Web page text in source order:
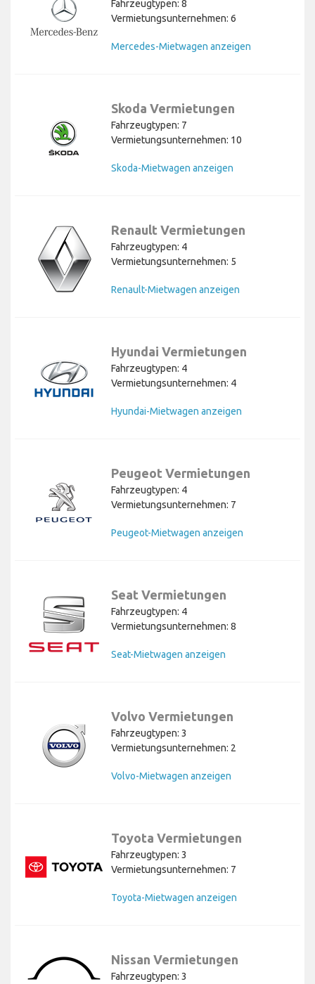
Fahrzeugtypen: 8
Vermietungsunternehmen: 6
Mercedes-Mietwagen anzeigen
Skoda Vermietungen
Fahrzeugtypen: 7
Vermietungsunternehmen: 10
Skoda-Mietwagen anzeigen
Renault Vermietungen
Fahrzeugtypen: 4
Vermietungsunternehmen: 5
Renault-Mietwagen anzeigen
Hyundai Vermietungen
Fahrzeugtypen: 4
Vermietungsunternehmen: 4
Hyundai-Mietwagen anzeigen
Peugeot Vermietungen
Fahrzeugtypen: 4
Vermietungsunternehmen: 7
Peugeot-Mietwagen anzeigen
Seat Vermietungen
Fahrzeugtypen: 4
Vermietungsunternehmen: 8
Seat-Mietwagen anzeigen
Volvo Vermietungen
Fahrzeugtypen: 3
Vermietungsunternehmen: 2
Volvo-Mietwagen anzeigen
Toyota Vermietungen
Fahrzeugtypen: 3
Vermietungsunternehmen: 7
Toyota-Mietwagen anzeigen
Nissan Vermietungen
Fahrzeugtypen: 3